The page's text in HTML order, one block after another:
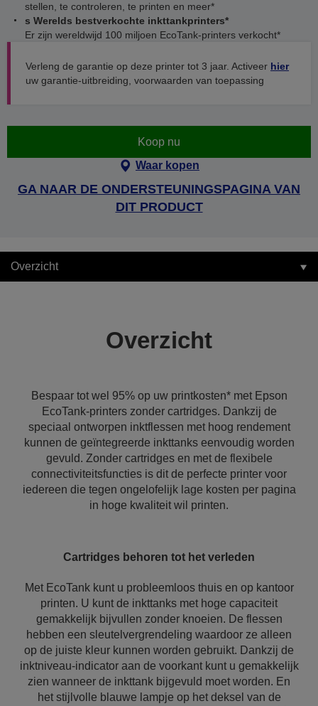
stellen, te controleren, te printen en meer*
s Werelds bestverkochte inkttankprinters*
Er zijn wereldwijd 100 miljoen EcoTank-printers verkocht*
Verleng de garantie op deze printer tot 3 jaar. Activeer hier
uw garantie-uitbreiding, voorwaarden van toepassing
Koop nu
Waar kopen
GA NAAR DE ONDERSTEUNINGSPAGINA VAN
DIT PRODUCT
Overzicht
Overzicht
Bespaar tot wel 95% op uw printkosten* met Epson
EcoTank-printers zonder cartridges. Dankzij de
speciaal ontworpen inktflessen met hoog rendement
kunnen de geïntegreerde inkttanks eenvoudig worden
gevuld. Zonder cartridges en met de flexibele
connectiviteitsfuncties is dit de perfecte printer voor
iedereen die tegen ongelofelijk lage kosten per pagina
in hoge kwaliteit wil printen.
Cartridges behoren tot het verleden
Met EcoTank kunt u probleemloos thuis en op kantoor
printen. U kunt de inkttanks met hoge capaciteit
gemakkelijk bijvullen zonder knoeien. De flessen
hebben een sleutelvergrendeling waardoor ze alleen
op de juiste kleur kunnen worden gebruikt. Dankzij de
inktniveau-indicator aan de voorkant kunt u gemakkelijk
zien wanneer de inkttank bijgevuld moet worden. En
het stijlvolle blauwe lampje op het deksel van de